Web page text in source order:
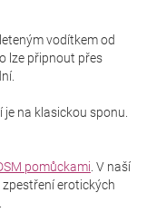
vodítkem od
lze připnout přes
je na klasickou sponu.
pomůckami. V naší
erotických